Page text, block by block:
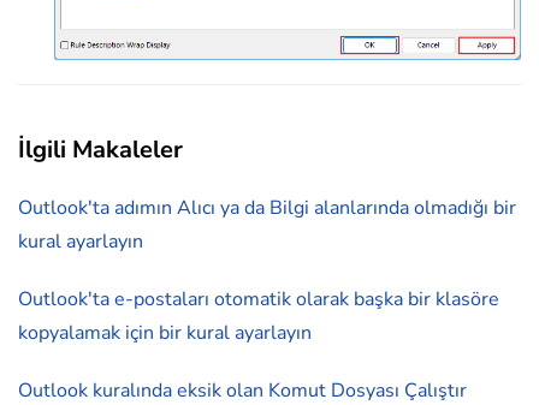
İlgili Makaleler
Outlook'ta adımın Alıcı ya da Bilgi alanlarında olmadığı bir
kural ayarlayın
Outlook'ta e-postaları otomatik olarak başka bir klasöre
kopyalamak için bir kural ayarlayın
Outlook kuralında eksik olan Komut Dosyası Çalıştır